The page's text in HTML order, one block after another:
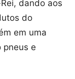
dando aos
do
em uma
pneus e